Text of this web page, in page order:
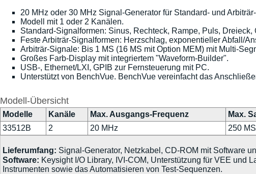
20 MHz oder 30 MHz Signal-Generator für Standard- und
Modell mit 1 oder 2 Kanälen.
Standard-Signalformen: Sinus, Rechteck, Rampe, Puls,
Feste Arbiträr-Signalformen: Herzschlag, exponentieller Abfall/
Arbiträr-Signale: Bis 1 MS (16 MS mit Option MEM) mit Multi-
Großes Farb-Display mit integriertem "Waveform-Builder".
USB-, Ethernet/LXI, GPIB zur Fernsteuerung mit PC.
Unterstützt von BenchVue. BenchVue vereinfacht das
Modell-Übersicht
Modelle Kanäle Max. Ausgangs-Frequenz Max.
33512B
2 20 MHz 250
Lieferumfang: Signal-Generator, Netzkabel, CD-ROM mit Software
Software: Keysight I/O Library, IVI-COM, Unterstützung für VEE und
Instrumenten sowie das Automatisieren von Test-Sequenzen.